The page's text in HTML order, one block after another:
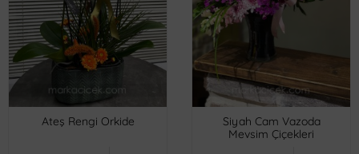
Ateş Rengi Orkide
Siyah Cam Vazoda
Mevsim Çiçekleri